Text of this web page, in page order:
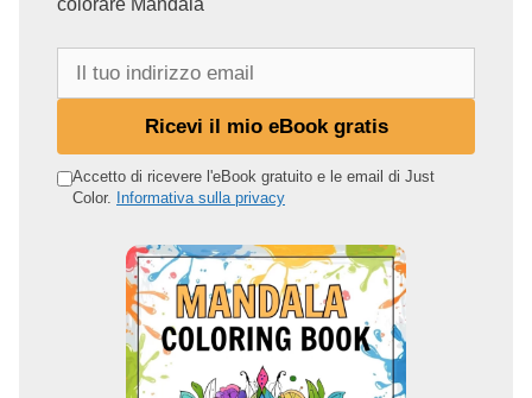
o
Ricevi il mio eBook gratis
Accetto di ricevere l'eBook gratuito e le email di Just
Color. Informativa sulla privacy